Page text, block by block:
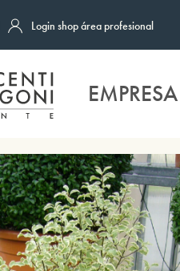
Login shop área profesional
EMPRESA